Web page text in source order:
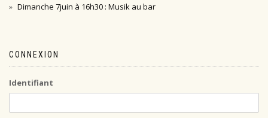
Dimanche 7juin à 16h30 : Musik au bar
CONNEXION
Identifiant